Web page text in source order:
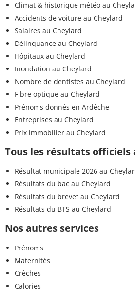
Climat & historique météo au
Accidents de voiture au Cheylard
Salaires au Cheylard
Délinquance au Cheylard
Hôpitaux au Cheylard
Inondation au Cheylard
Nombre de dentistes au Cheylard
Fibre optique au Cheylard
Prénoms donnés en Ardèche
Entreprises au Cheylard
Prix immobilier au Cheylard
Tous les résultats officiels
Résultat municipale 2026 au
Résultats du bac au Cheylard
Résultats du brevet au Cheylard
Résultats du BTS au Cheylard
Nos autres services
Prénoms
Maternités
Crèches
Calories